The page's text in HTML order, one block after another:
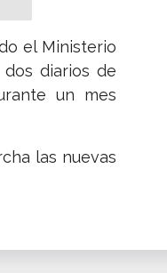
el Ministerio
diarios de
un mes
las nuevas